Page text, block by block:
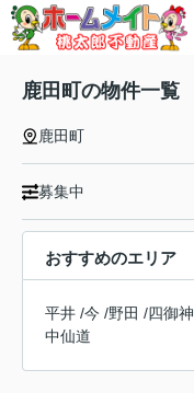
鹿田町の物件一覧
鹿田町
募集中
おすすめのエリア
平井 /今 /野田 /四御神
中仙道